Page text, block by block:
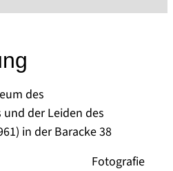
des
der Leiden des
in der Baracke 38
Fotografie